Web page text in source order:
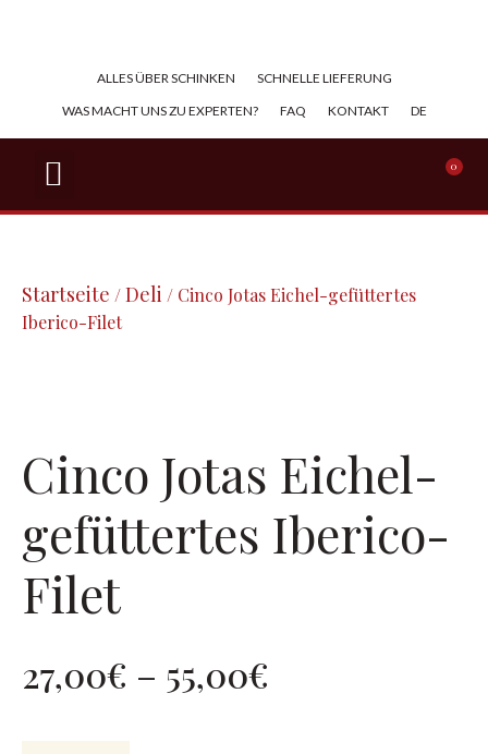
ALLES ÜBER SCHINKEN​
SCHNELLE LIEFERUNG
WAS MACHT UNS ZU EXPERTEN?
FAQ KONTAKT DE
0
Startseite /Deli / Cinco Jotas Eichel-gefüttertes
Iberico-Filet
Cinco Jotas Eichel-
gefüttertes Iberico-
Filet
27,00€ – 55,00€